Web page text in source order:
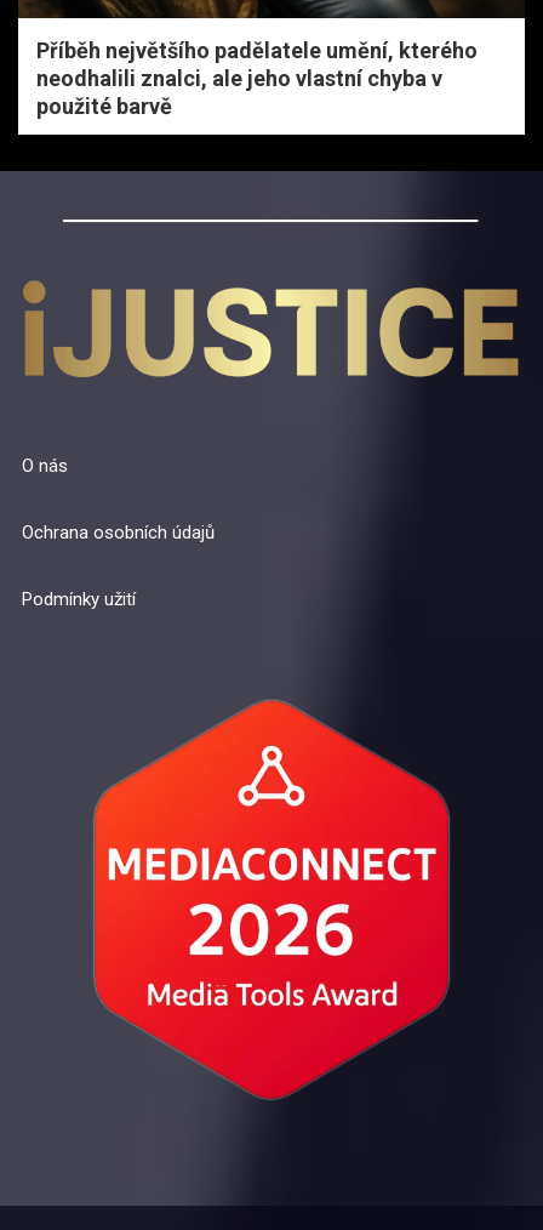
Příběh největšího padělatele umění, kterého
neodhalili znalci, ale jeho vlastní chyba v
použité barvě
O nás
Ochrana osobních údajů
Podmínky užití